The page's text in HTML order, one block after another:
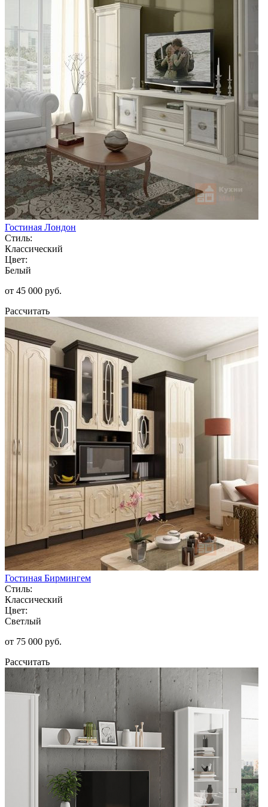
Гостиная Лондон
Стиль:
Классический
Цвет:
Белый
от 45 000 руб.
Рассчитать
Гостиная Бирмингем
Стиль:
Классический
Цвет:
Светлый
от 75 000 руб.
Рассчитать